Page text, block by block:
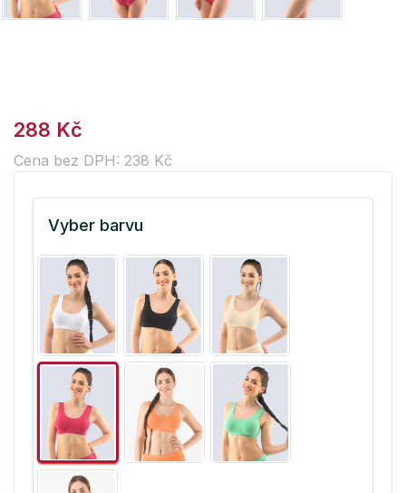
288 Kč
Cena bez DPH: 238 Kč
Vyber barvu